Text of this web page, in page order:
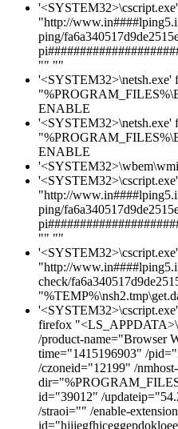
"http://
ping/
"" ""
'<SYSTEM32>\netsh.exe'
ENABLE
'<SYSTEM32>\netsh.exe'
ENABLE
"http://
ping/
"" ""
"http://
check/
firefox
/product-name="Browser
time="1415196903" /
/czoneid="12199" /nmhost-
id="39012" /
/straoi="" /enable-